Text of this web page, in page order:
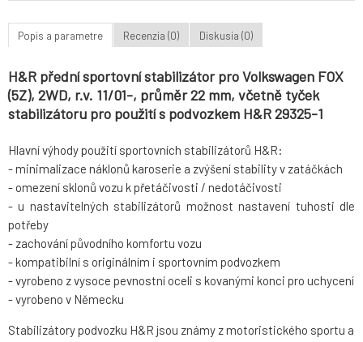
Popis a parametre Recenzia (0) Diskusia (0)
H&R přední sportovní stabilizátor pro Volkswagen FOX
(5Z), 2WD, r.v. 11/01-, průměr 22 mm, včetně tyček
stabilizátoru pro použití s podvozkem H&R 29325-1
Hlavní výhody použití sportovních stabilizátorů H&R:
- minimalizace náklonů karoserie a zvýšení stability v zatáčkách
- omezení sklonů vozu k přetáčivosti / nedotáčivosti
- u nastavitelných stabilizátorů možnost nastavení tuhosti dle
potřeby
- zachování původního komfortu vozu
- kompatibilní s originálním i sportovním podvozkem
- vyrobeno z vysoce pevnostní oceli s kovanými konci pro uchycení
- vyrobeno v Německu
Stabilizátory podvozku H&R jsou známy z motoristického sportu a